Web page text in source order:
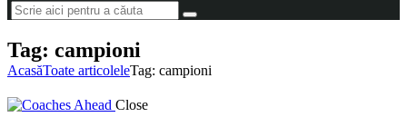
Tag: campioni
AcasăToate articoleleTag: campioni
Close